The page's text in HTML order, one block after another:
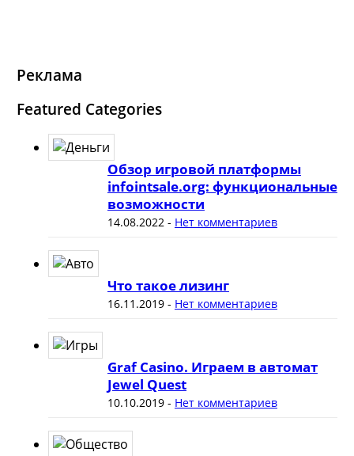
Реклама
Featured Categories
Обзор игровой платформы
infointsale.org: функциональные
возможности
14.08.2022- Нет комментариев
Что такое лизинг
16.11.2019- Нет комментариев
Graf Casino. Играем в автомат
Jewel Quest
10.10.2019- Нет комментариев